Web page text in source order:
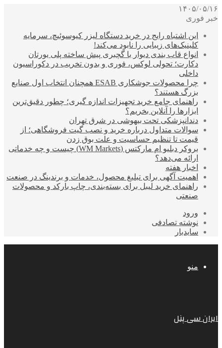
۱۴۰۵/۰۵/۱۶
خبر فوری
این اشتباه رایج در خرید دستگاه لیزر کیوسوئیچ، سرمایه
کلینیک‌های زیبایی را نابود می‌کند!
انواع قاب بندی دیوار با گچبری پیش ساخته پلی یورتان
دکارت؛ تحولی لوکس، فوری و بدون تخریب در دکوراسیون
داخلی
چرا محصولات جوشکاری ESAB همچنان انتخاب اول صنایع
بزرگ هستند؟
راهنمای جامع خرید تجهیزات اندازه گیری؛ چطور دقیق‌ترین
ابزارها را آنلاین بخریم؟
دندانپزشکی تحت بیهوشی در شرق تهران
سوالات متداول درباره خرید و نصب گیت فروشگاهی؛ از
قیمت تا تنظیم حساسیت و علت بوق زدن
بروکر دبلیو ام مارکتس (WM Markets) چیست و چه خدماتی
ارائه می‌دهد؟
اخبار هفته
اهمیت آگهی برای تبلیغ محصول، خدمات و برندینگ در صنعت
راهنمای خرید لیبل برای بسته‌بندی، چاپ بارکد و محصولات
صنعتی
ورود
نوشته تصادفی
سایدبار
منو
ایران سی پنل